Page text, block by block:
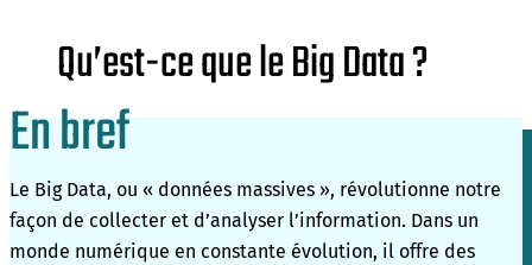
Qu’est-ce que le Big Data ?
En bref
Le Big Data, ou « données massives », révolutionne notre
façon de collecter et d’analyser l’information. Dans un
monde numérique en constante évolution, il offre des